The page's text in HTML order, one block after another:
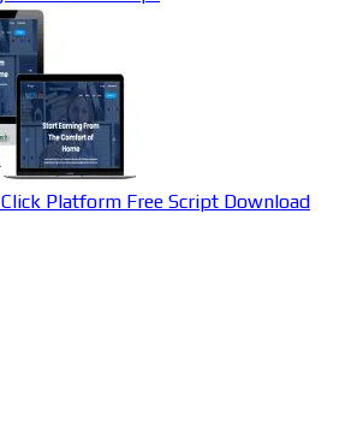
Click Platform Free Script Download